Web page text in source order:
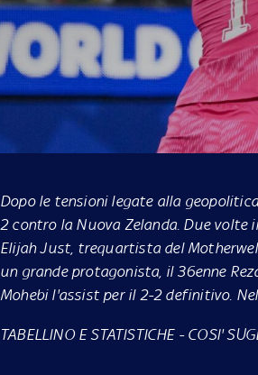
Dopo le tensioni legate alla
2 contro la Nuova Zelanda. Due volte
Elijah Just, trequartista del
un grande protagonista, il 36enne
Mohebi l'assist per il 2-2 definitivo.
TABELLINO E STATISTICHE- COSI'